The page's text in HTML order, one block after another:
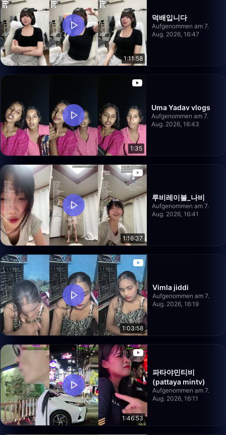
1:11:58
덕배입니다
Aufgenommen am 7.
Aug. 2026, 16:47
1:35
Uma Yadav vlogs
Aufgenommen am 7.
Aug. 2026, 16:43
1:16:37
루비레이블_나비
Aufgenommen am 7.
Aug. 2026, 16:41
1:03:58
Vimla jiddi
Aufgenommen am 7.
Aug. 2026, 16:19
1:46:53
파타야민티비
(pattaya mintv)
Aufgenommen am 7.
Aug. 2026, 16:11